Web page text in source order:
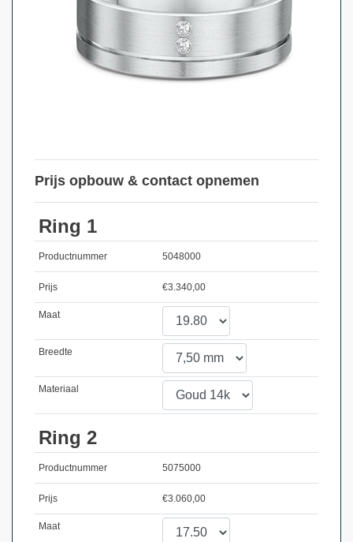
Prijs opbouw & contact opnemen
Ring 1
Productnummer 5048000
Prijs €3.340,00
Maat
Breedte
Materiaal
Ring 2
Productnummer 5075000
Prijs €3.060,00
Maat